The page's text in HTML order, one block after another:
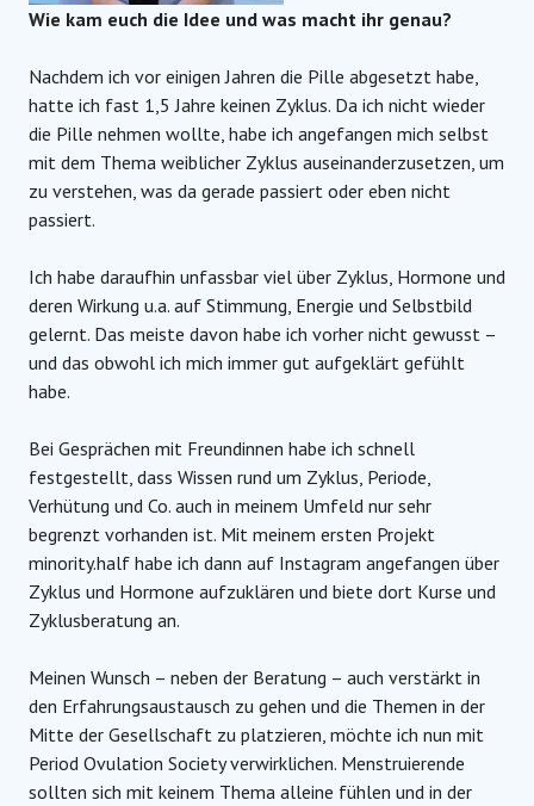
Wie kam euch die Idee und was macht ihr genau?
Nachdem ich vor einigen Jahren die Pille abgesetzt habe,
hatte ich fast 1,5 Jahre keinen Zyklus. Da ich nicht wieder
die Pille nehmen wollte, habe ich angefangen mich selbst
mit dem Thema weiblicher Zyklus auseinanderzusetzen, um
zu verstehen, was da gerade passiert oder eben nicht
passiert.
Ich habe daraufhin unfassbar viel über Zyklus, Hormone und
deren Wirkung u.a. auf Stimmung, Energie und Selbstbild
gelernt. Das meiste davon habe ich vorher nicht gewusst –
und das obwohl ich mich immer gut aufgeklärt gefühlt
habe.
Bei Gesprächen mit Freundinnen habe ich schnell
festgestellt, dass Wissen rund um Zyklus, Periode,
Verhütung und Co. auch in meinem Umfeld nur sehr
begrenzt vorhanden ist. Mit meinem ersten Projekt
minority.half habe ich dann auf Instagram angefangen über
Zyklus und Hormone aufzuklären und biete dort Kurse und
Zyklusberatung an.
Meinen Wunsch – neben der Beratung – auch verstärkt in
den Erfahrungsaustausch zu gehen und die Themen in der
Mitte der Gesellschaft zu platzieren, möchte ich nun mit
Period Ovulation Society verwirklichen. Menstruierende
sollten sich mit keinem Thema alleine fühlen und in der